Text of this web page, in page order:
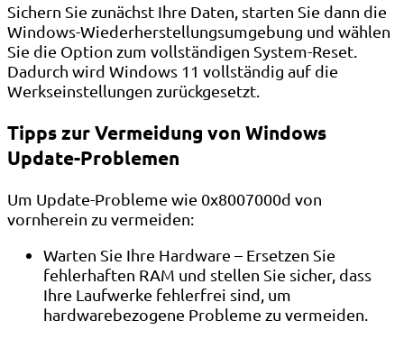
Sichern Sie zunächst Ihre Daten, starten Sie dann die
Windows-Wiederherstellungsumgebung und wählen
Sie die Option zum vollständigen System-Reset.
Dadurch wird Windows 11 vollständig auf die
Werkseinstellungen zurückgesetzt.
Tipps zur Vermeidung von Windows
Update-Problemen
Um Update-Probleme wie 0x8007000d von
vornherein zu vermeiden:
Warten Sie Ihre Hardware – Ersetzen Sie
fehlerhaften RAM und stellen Sie sicher, dass
Ihre Laufwerke fehlerfrei sind, um
hardwarebezogene Probleme zu vermeiden.